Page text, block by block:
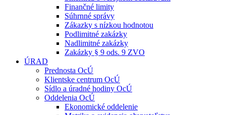
Finančné limity
Súhrnné správy
Zákazky s nízkou hodnotou
Podlimitné zakázky
Nadlimitné zakázky
Zakázky § 9 ods. 9 ZVO
ÚRAD
Prednosta OcÚ
Klientske centrum OcÚ
Sídlo a úradné hodiny OcÚ
Oddelenia OcÚ
Ekonomické oddelenie